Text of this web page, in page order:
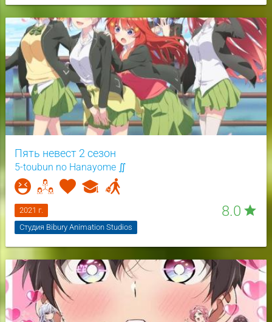
Пять невест 2 сезон
5-toubun no Hanayome ∬
8.0 star
2021 г.
Студия Bibury Animation Studios